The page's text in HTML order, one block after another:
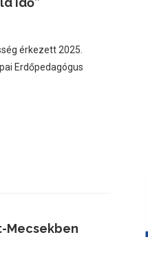
érkezett 2025.
Erdőpedagógus
Mecsekben